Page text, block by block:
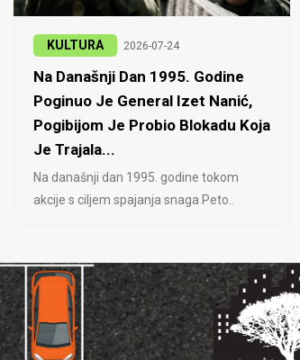
KULTURA 2026-07-24
Na Današnji Dan 1995. Godine
Poginuo Je General Izet Nanić,
Pogibijom Je Probio Blokadu Koja
Je Trajala...
Na današnji dan 1995. godine tokom
akcije s ciljem spajanja snaga Peto..